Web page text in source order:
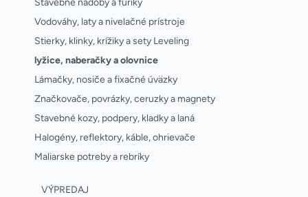
Vodováhy, laty a nivelačné prístroje
Stierky, klinky, krížiky a sety Leveling
lyžice, naberačky a olovnice
Lámačky, nosiče a fixačné úväzky
Značkovače, povrázky, ceruzky a magnety
Stavebné kozy, podpery, kladky a laná
Halogény, reflektory, káble, ohrievače
Maliarske potreby a rebríky
VÝPREDAJ